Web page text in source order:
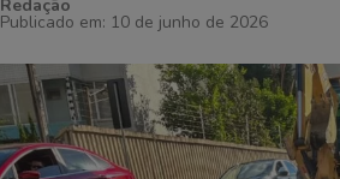
Redação
Publicado em: 10 de junho de 2026